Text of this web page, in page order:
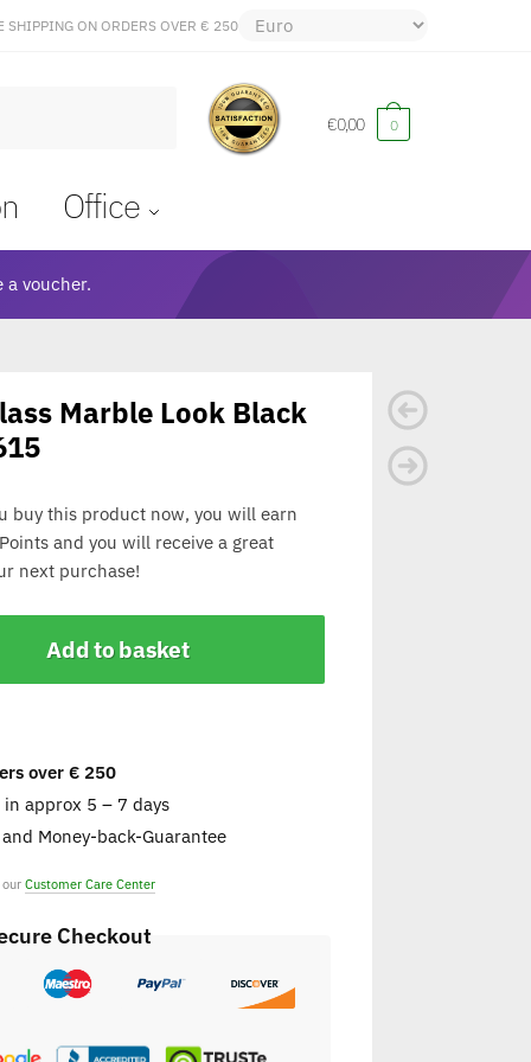
SHIPPING ON ORDERS OVER € 250
€0,00 0
Office
voucher.
Marble Look Black
buy this product now, you will earn
and you will receive a great
next purchase!
Add to basket
over € 250
approx 5 – 7 days
Money-back-Guarantee
Customer Care Center
Checkout